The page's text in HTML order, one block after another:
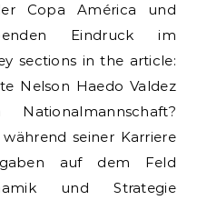
Copa América und
Eindruck im
sections in the article:
Nelson Haedo Valdez
seiner Karriere
auf dem Feld
und Strategie